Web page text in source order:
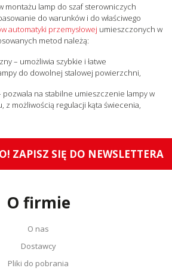
montażu lamp do szaf sterowniczych
do warunków i do właściwego
automatyki przemysłowej umieszczonych w
metod należą:
– umożliwia szybkie i łatwe
do dowolnej stalowej powierzchni,
pozwala na stabilne umieszczenie lampy w
z możliwością regulacji kąta świecenia,
ZAPISZ SIĘ DO NEWSLETTERA
O firmie
O nas
Dostawcy
Pliki do pobrania